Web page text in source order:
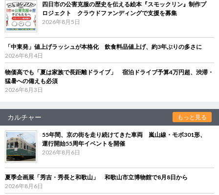
四日市の公害克服の歴史を伝える絵本『スモックリン』制作プ
ロジェクト クラウドファンディングで支援を募集
2026年8月5日
「中東発」値上げラッシュが本格化 飲食料品値上げ、約3年ぶりの多さに
2026年8月4日
物価高でも「夏は家族で長距離ドライブ」 宿泊ドライブ予算4万円超、渋滞・
猛暑への備えも必須
2026年8月3日
カルチャー もっと見る
55年間、京の街を走り続けてきた車両 嵐山線・モボ301形、
運行開始55周年イベントを開催
2026年8月6日
夏季企画展「秀吉・秀長と和歌山」 和歌山市立博物館で8月8日から
2026年8月6日